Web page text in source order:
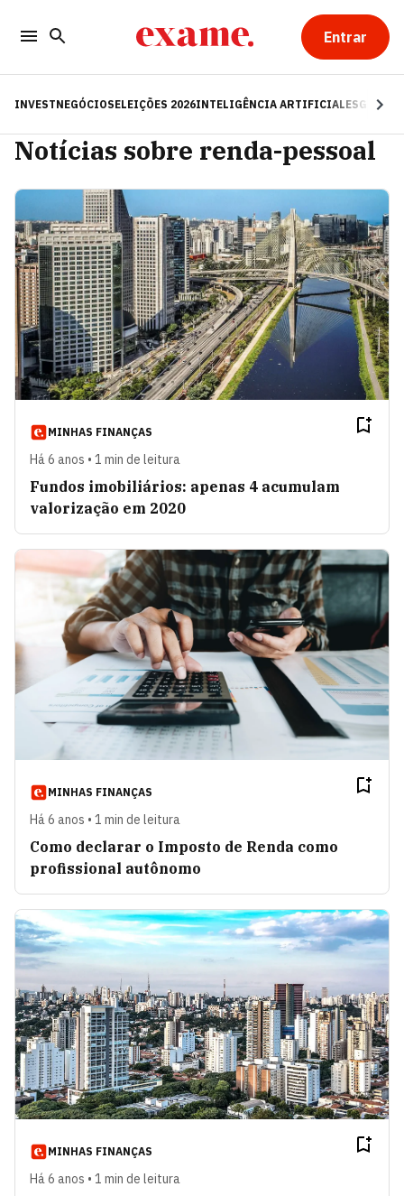
Entrar
INVESTNEGÓCIOSELEIÇÕES 2026INTELIGÊNCIA ARTIFICIALESG
Notícias sobre renda-pessoal
MINHAS FINANÇAS
Há 6 anos • 1 min de leitura
Fundos imobiliários: apenas 4 acumulam
valorização em 2020
MINHAS FINANÇAS
Há 6 anos • 1 min de leitura
Como declarar o Imposto de Renda como
profissional autônomo
MINHAS FINANÇAS
Há 6 anos • 1 min de leitura